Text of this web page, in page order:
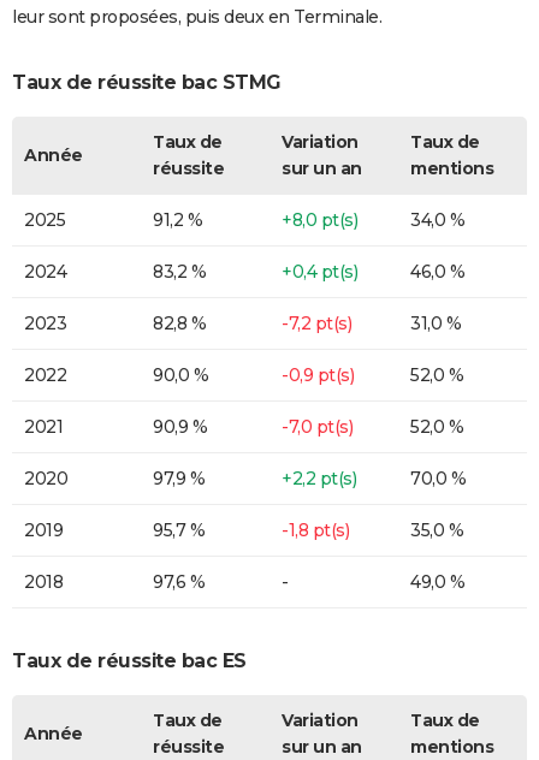
leur sont proposées, puis deux en Terminale.
Taux de réussite bac STMG
Année
Taux de
réussite
Variation
sur un an
Taux de
mentions
2025 91,2 % +8,0 pt(s) 34,0 %
2024 83,2 % +0,4 pt(s) 46,0 %
2023 82,8 % -7,2 pt(s) 31,0 %
2022 90,0 % -0,9 pt(s) 52,0 %
2021 90,9 % -7,0 pt(s) 52,0 %
2020 97,9 % +2,2 pt(s) 70,0 %
2019 95,7 % -1,8 pt(s) 35,0 %
2018 97,6 % - 49,0 %
Taux de réussite bac ES
Année
Taux de
réussite
Variation
sur un an
Taux de
mentions